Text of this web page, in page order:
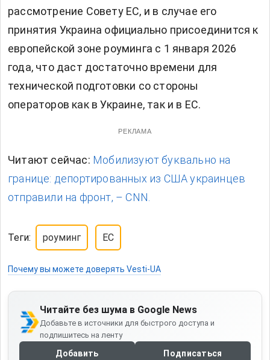
рассмотрение Совету ЕС, и в случае его
принятия Украина официально присоединится к
европейской зоне роуминга с 1 января 2026
года, что даст достаточно времени для
технической подготовки со стороны
операторов как в Украине, так и в ЕС.
РЕКЛАМА
Читают сейчас: Мобилизуют буквально на
границе: депортированных из США украинцев
отправили на фронт, – CNN.
Теги: роуминг ЕС
Почему вы можете доверять Vesti-UA
Читайте без шума в Google News
Добавьте в источники для быстрого доступа и
подпишитесь на ленту
Добавить Подписаться